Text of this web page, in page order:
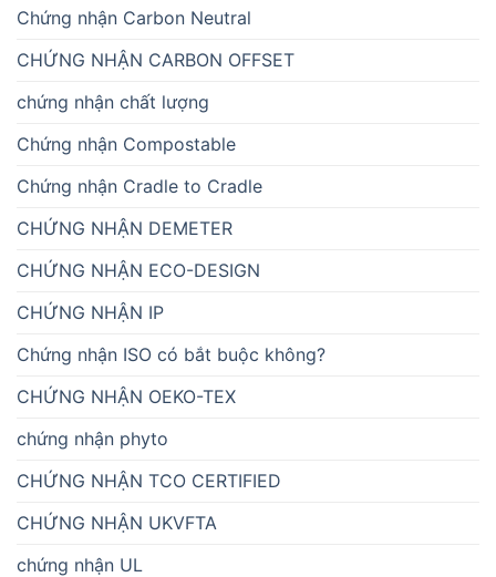
Chứng nhận Carbon Neutral
CHỨNG NHẬN CARBON OFFSET
chứng nhận chất lượng
Chứng nhận Compostable
Chứng nhận Cradle to Cradle
CHỨNG NHẬN DEMETER
CHỨNG NHẬN ECO-DESIGN
CHỨNG NHẬN IP
Chứng nhận ISO có bắt buộc không?
CHỨNG NHẬN OEKO-TEX
chứng nhận phyto
CHỨNG NHẬN TCO CERTIFIED
CHỨNG NHẬN UKVFTA
chứng nhận UL